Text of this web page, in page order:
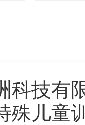
技有限
殊儿童